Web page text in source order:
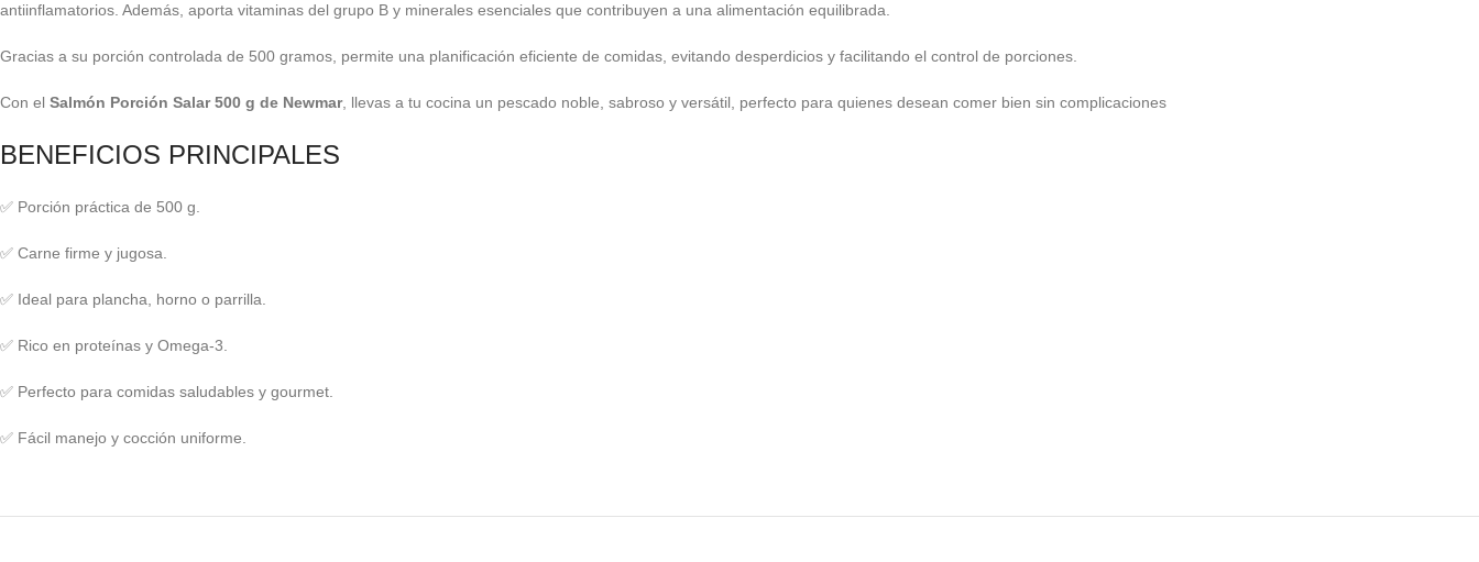
antiinflamatorios. Además, aporta vitaminas del grupo B y minerales esenciales que contribuyen a una alimentación equilibrada.
Gracias a su porción controlada de 500 gramos, permite una planificación eficiente de comidas, evitando desperdicios y facilitando el control de porciones.
Con el Salmón Porción Salar 500 g de Newmar, llevas a tu cocina un pescado noble, sabroso y versátil, perfecto para quienes desean comer bien sin complicaciones
BENEFICIOS PRINCIPALES
✅ Porción práctica de 500 g.
✅ Carne firme y jugosa.
✅ Ideal para plancha, horno o parrilla.
✅ Rico en proteínas y Omega-3.
✅ Perfecto para comidas saludables y gourmet.
✅ Fácil manejo y cocción uniforme.